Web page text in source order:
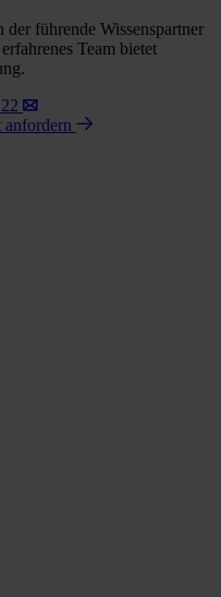
führende Wissenspartner
Team bietet
anfordern